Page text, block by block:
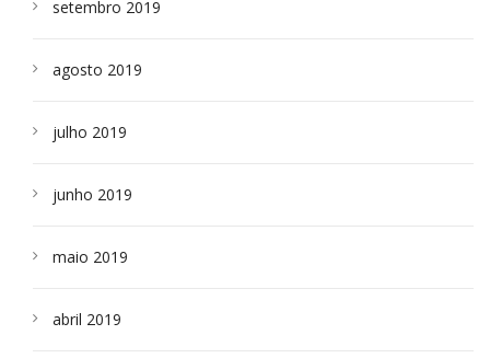
setembro 2019
agosto 2019
julho 2019
junho 2019
maio 2019
abril 2019